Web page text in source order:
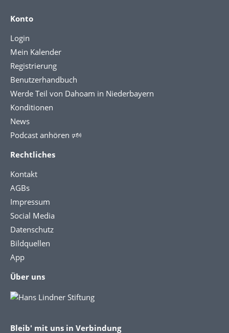
Konto
Login
Mein Kalender
Registrierung
Benutzerhandbuch
Werde Teil von Dahoam in Niederbayern
Konditionen
News
Podcast anhören 🕬
Rechtliches
Kontakt
AGBs
Impressum
Social Media
Datenschutz
Bildquellen
App
Über uns
Bleib' mit uns in Verbindung